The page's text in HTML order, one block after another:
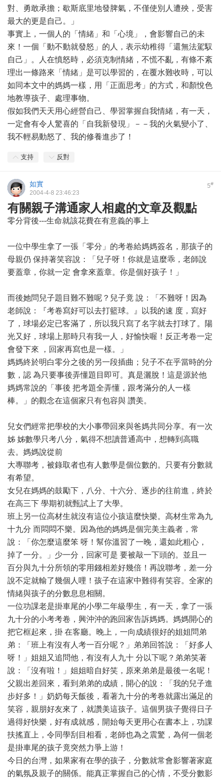
對、勇敢承擔；歇斯底里地發脾氣，不僅使別人遭殃，受害
最大的更是自己。」
事實上，一個人的「情緒」和「心境」，會影響自己的未
來！一個「動不動就發怒」的人，表示幼稚得「還無法駕馭
自己」。人在憤怒時，必須克制情緒，不慌不亂，有條不紊
理出一條路來「情緒」是可以學習的，在覆水難收時，可以
如同本文中的媽媽一樣，用「正面思考」的方式，和顏悅色
地教導孩子、處理事物。
假如我們天天用心經營自己、學習掌握自我情緒，有一天，
一定會有令人驚喜的「自我新發現」－－我的火氣變小了、
我不輕易動怒了、我的修養進步了！
支持 反對
5#
如實
2004-4-8 23:46:23
有關親子溝通家人相處的文章及觀點
零分背後---生命就該花費在有意義的事上
一位中學生拿了一張「零分」的考卷給媽媽簽名，那孩子的
母親仍 保持著笑容說：「兒子呀！你就是這麼乖，老師說
要蓋章，你就一定 會拿來蓋章。你是個好孩子！」
而後她問兒子題目難不難呢？兒子竟 說：「不難呀！因為
老師說：『考卷寫好可以去打籃球。』以我的速 度，寫好
了，球場必定已客滿了，所以我只寫了名字就去打球了。陽
光又好，球場上那時只有我一人，好愉快喔！反正考卷一定
會發下來 ，回家再寫也是一樣。」
媽媽終於明白零分之後的另一段插曲；兒子不在乎當時的分
數，認 為只要事後弄懂題目即可。真是灑脫！這是源於他
媽媽常說的「事後 把考題全弄懂，跟考滿分的人一樣
棒。」的觀念在這個家只有包容與 讚美。
兒女們經常把學校的大小事帶回來與爸媽共同分享。有一次
姊 姊數學只考八分，氣得不想讀普通高中，想轉到高職
去。媽媽說從前
大專聯考，被錄取者也有人數學是個位數的。只要有分數就
有希望。
女兒在媽媽的鼓勵下，八分、十六分、逐步的往前進，終於
在高三下 學期初就甄試上了大學。
班上另一位高材生就沒有這位小孩這麼快樂。高材生常為九
十九分 而悶悶不樂。因為他的媽媽是個完美主義者，常
說：「你怎麼這麼笨 呀！幫你溫習了一晚，還如此粗心，
掉了一分。」少一分，回家可是 要被敲一下頭的。並且一
百分與九十分所領的零用錢相差好幾倍！再說聯考，差一分
說不定就輸了幾個人哩！孩子在這家中難得有笑容。全家的
情緒與孩子的分數息息相關。
一位功課老是掛車尾的小學二年級學生，有一天，拿了一張
九十分的小考考卷，興沖沖的跑回家告訴媽媽。媽媽開心的
把它框起來，掛 在客廳。晚上，一向成績很好的姐姐問弟
弟：「班上有沒有人考一百分呢？」弟弟回答說：「好多人
呀！」姐姐又追問他，有沒有人九十 分以下呢？弟弟笑著
說：「沒有啦！」姐姐暗自好笑，原來弟弟是最後一名呢！
父親出差回來，看到弟弟的成績，開心的說：「我的兒子進
步好多！」奶奶每天飯後，看著九十分的考卷就露出滿足的
笑容，親朋好友來了，就讚美這孩子。這個男孩子覺得日子
過得好快樂，好有成就感，開始每天更用心在書本上，功課
扶搖直上，令同學刮目相看，老師也為之震驚，為何一個老
是掛車尾的孩子竟突然力爭上游！
今日的台灣，如果家有在學的孩子，分數就常會影響著家庭
的氣氛及親子的關係。能真正掌握自己的心情，不受分數影